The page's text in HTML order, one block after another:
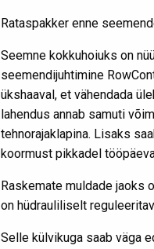
Rataspakker enne
Seemne kokkuhoiuks on
seemendijuhtimine
ükshaaval, et vähendada
lahendus annab samuti
tehnorajaklapina. Lisaks
koormust pikkadel
Raskemate muldade jaoks
on hüdrauliliselt
Selle külvikuga saab väga